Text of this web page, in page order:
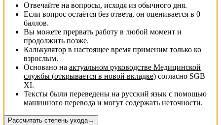
Отвечайте на вопросы, исходя из обычного дня.
Если вопрос остаётся без ответа, он оценивается в 0
баллов.
Вы можете прервать работу в любой момент и
продолжить позже.
Калькулятор в настоящее время применим только ко
взрослым.
Основано на актуальном руководстве Медицинской
службы (открывается в новой вкладке) согласно SGB
XI.
Тексты были переведены на русский язык с помощью
машинного перевода и могут содержать неточности.
Рассчитать степень ухода→